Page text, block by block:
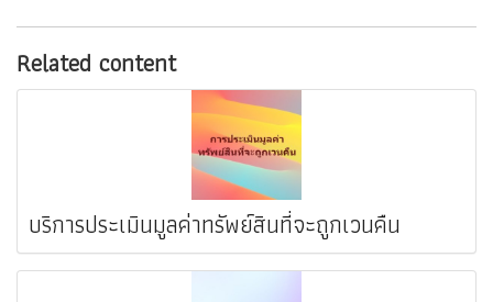
Related content
บริการประเมินมูลค่าทรัพย์สินที่จะถูกเวนคืน